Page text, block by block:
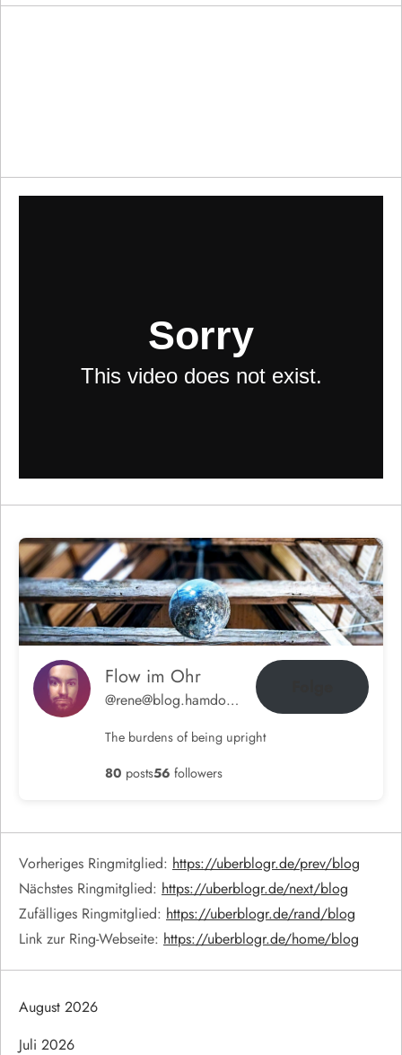
Flow im Ohr
@rene@blog.hamdorf.org
The burdens of being upright
80 posts56 followers
Vorheriges Ringmitglied: https://uberblogr.de/prev/blog
Nächstes Ringmitglied: https://uberblogr.de/next/blog
Zufälliges Ringmitglied: https://uberblogr.de/rand/blog
Link zur Ring-Webseite: https://uberblogr.de/home/blog
August 2026
Juli 2026